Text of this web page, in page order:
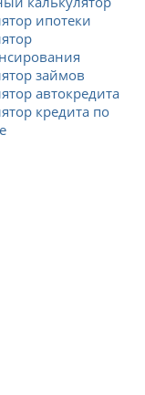
ипотеки
займов
автокредита
кредита по